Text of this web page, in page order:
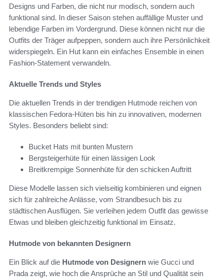
Designs und Farben, die nicht nur modisch, sondern auch
funktional sind. In dieser Saison stehen auffällige Muster und
lebendige Farben im Vordergrund. Diese können nicht nur die
Outfits der Träger aufpeppen, sondern auch ihre Persönlichkeit
widerspiegeln. Ein Hut kann ein einfaches Ensemble in einen
Fashion-Statement verwandeln.
Aktuelle Trends und Styles
Die aktuellen Trends in der trendigen Hutmode reichen von
klassischen Fedora-Hüten bis hin zu innovativen, modernen
Styles. Besonders beliebt sind:
Bucket Hats mit bunten Mustern
Bergsteigerhüte für einen lässigen Look
Breitkrempige Sonnenhüte für den schicken Auftritt
Diese Modelle lassen sich vielseitig kombinieren und eignen
sich für zahlreiche Anlässe, vom Strandbesuch bis zu
städtischen Ausflügen. Sie verleihen jedem Outfit das gewisse
Etwas und bleiben gleichzeitig funktional im Einsatz.
Hutmode von bekannten Designern
Ein Blick auf die Hutmode von Designern wie Gucci und
Prada zeigt, wie hoch die Ansprüche an Stil und Qualität sein